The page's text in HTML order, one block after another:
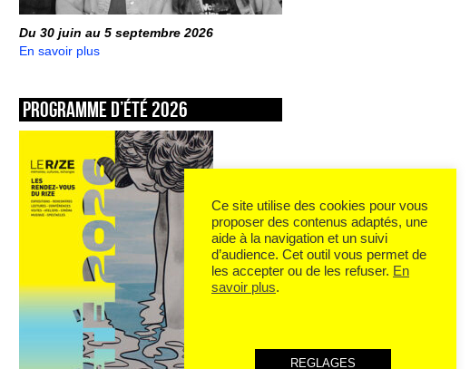
Du 30 juin au 5 septembre 2026
En savoir plus
Programme d’été 2026
Ce site utilise des cookies pour vous
proposer des contenus adaptés, une
aide à la navigation et un suivi
d’audience. Cet outil vous permet de
les accepter ou de les refuser. En
savoir plus.
REGLAGES